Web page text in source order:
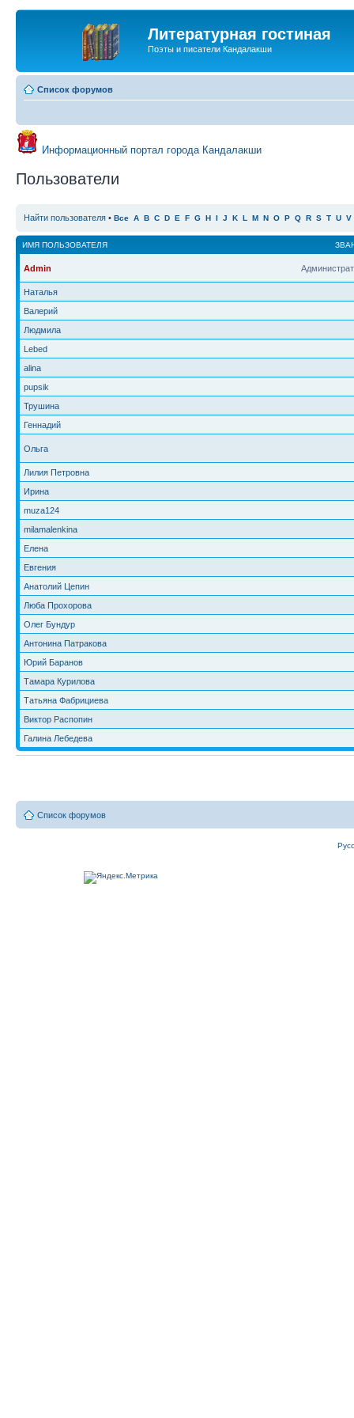
Литературная гостиная
Поэты и писатели Кандалакши
Список форумов
Информационный портал города Кандалакши
Пользователи
Найти пользователя • Все A B C D E F G H I J K L M N O P Q R S T U V
ИМЯ ПОЛЬЗОВАТЕЛЯ
Admin
Наталья
Валерий
Людмила
Lebed
alina
pupsik
Трушина
Геннадий
Ольга
Лилия Петровна
Ирина
muza124
milamalenkina
Елена
Евгения
Анатолий Цепин
Люба Прохорова
Олег Бундур
Антонина Патракова
Юрий Баранов
Тамара Курилова
Татьяна Фабрициева
Виктор Распопин
Галина Лебедева
Список форумов